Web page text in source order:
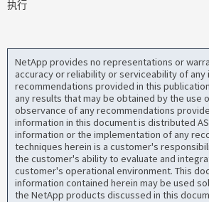
执行
NetApp provides no representations or
accuracy or reliability or serviceability of
recommendations provided in this
any results that may be obtained by the use
observance of any recommendations
information in this document is distributed
information or the implementation of any
techniques herein is a customer's
the customer's ability to evaluate and
customer's operational environment. This
information contained herein may be used
the NetApp products discussed in this